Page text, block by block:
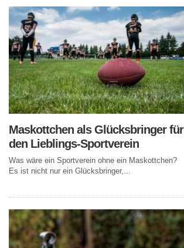
Maskottchen als Glücksbringer für
den Lieblings-Sportverein
Was wäre ein Sportverein ohne ein Maskottchen?
Es ist nicht nur ein Glücksbringer,...